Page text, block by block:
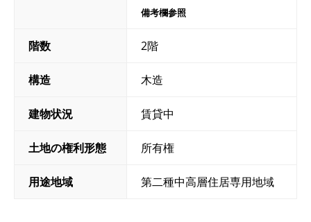
備考欄参照
階数 2階
構造 木造
建物状況 賃貸中
土地の権利形態 所有権
用途地域 第二種中高層住居専用地域